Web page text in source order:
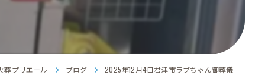
火葬
葬プリエール ブログ 2025年12月4日君津市ラブちゃん御葬儀